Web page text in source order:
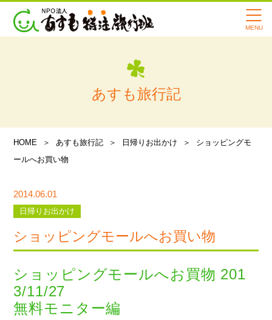
あすもの転院サービスの特徴
ディア情報
すも旅行記
くある質問
習会・イベント情報
知らせ
あすも旅行記
HOME あすも旅行記 日帰りお出かけ
ショッピングモ
ールへお買い物
2014.06.01
日帰りお出かけ
ショッピングモールへお買い物
ショッピングモールへお買物 201
3/11/27
無料モニター編